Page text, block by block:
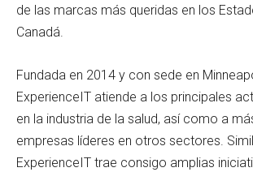
de las marcas más queridas en los
Canadá.
Fundada en 2014 y con sede en
ExperienceIT atiende a los principales
en la industria de la salud, así como a
empresas líderes en otros sectores.
ExperienceIT trae consigo amplias